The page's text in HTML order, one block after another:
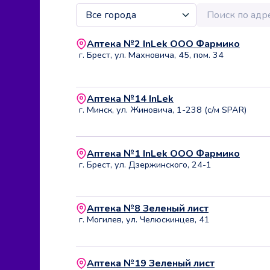
Аптека №2 InLek ООО Фармико
г. Брест, ул. Махновича, 45, пом. 34
Аптека №14 InLek
г. Минск, ул. Жиновича, 1-238 (с/м SPAR)
Аптека №1 InLek ООО Фармико
г. Брест, ул. Дзержинского, 24-1
Аптека №8 Зеленый лист
г. Могилев, ул. Челюскинцев, 41
Аптека №19 Зеленый лист